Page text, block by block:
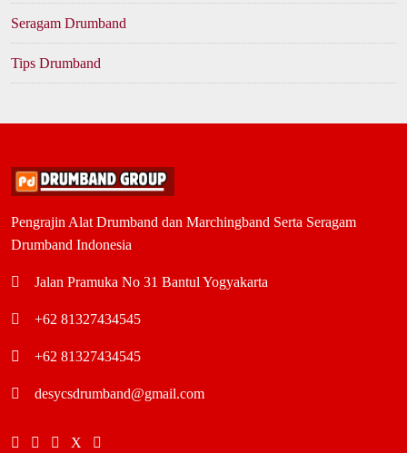
Seragam Drumband
Tips Drumband
Pengrajin Alat Drumband dan Marchingband Serta Seragam
Drumband Indonesia
Jalan Pramuka No 31 Bantul Yogyakarta
+62 81327434545
+62 81327434545
desycsdrumband@gmail.com